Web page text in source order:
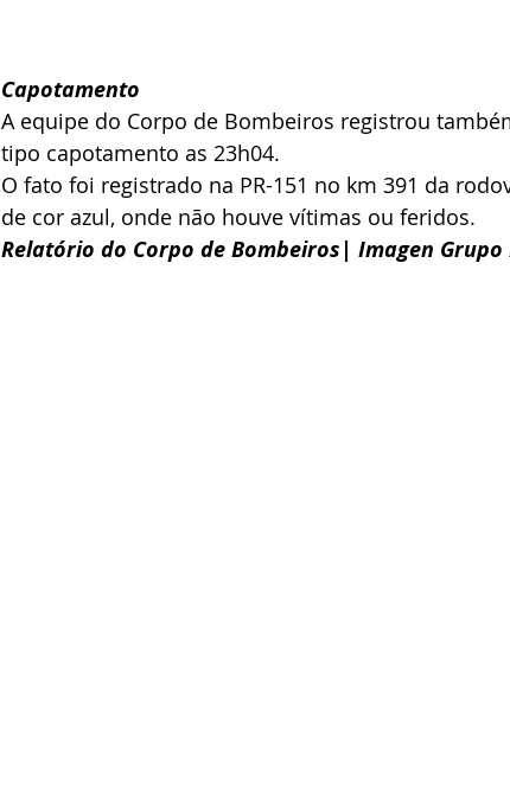
Capotamento
A equipe do Corpo de Bombeiros registrou
tipo capotamento as 23h04.
O fato foi registrado na PR-151 no km 391 da
de cor azul, onde não houve vítimas ou feridos.
Relatório do Corpo de Bombeiros| Imagen Grupo